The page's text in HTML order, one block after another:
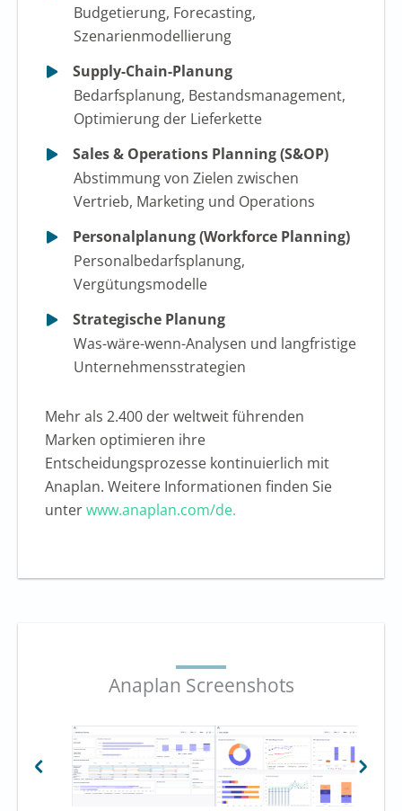
Budgetierung, Forecasting,
Szenarienmodellierung
Supply-Chain-Planung
Bedarfsplanung, Bestandsmanagement,
Optimierung der Lieferkette
Sales & Operations Planning (S&OP)
Abstimmung von Zielen zwischen
Vertrieb, Marketing und Operations
Personalplanung (Workforce Planning)
Personalbedarfsplanung,
Vergütungsmodelle
Strategische Planung
Was-wäre-wenn-Analysen und langfristige
Unternehmensstrategien
Mehr als 2.400 der weltweit führenden
Marken optimieren ihre
Entscheidungsprozesse kontinuierlich mit
Anaplan. Weitere Informationen finden Sie
unterwww.anaplan.com/de.
Anaplan Screenshots